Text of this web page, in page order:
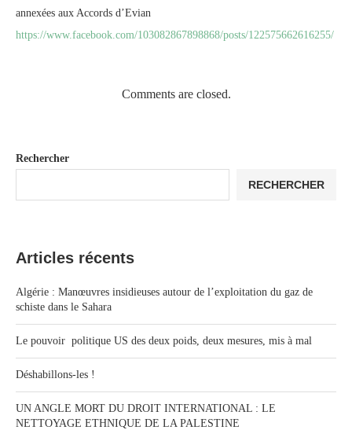
annexées aux Accords d’Evian
https://www.facebook.com/103082867898868/posts/122575662616255/
Comments are closed.
Rechercher
RECHERCHER
Articles récents
Algérie : Manœuvres insidieuses autour de l’exploitation du gaz de
schiste dans le Sahara
Le pouvoir politique US des deux poids, deux mesures, mis à mal
Déshabillons-les !
UN ANGLE MORT DU DROIT INTERNATIONAL : LE
NETTOYAGE ETHNIQUE DE LA PALESTINE